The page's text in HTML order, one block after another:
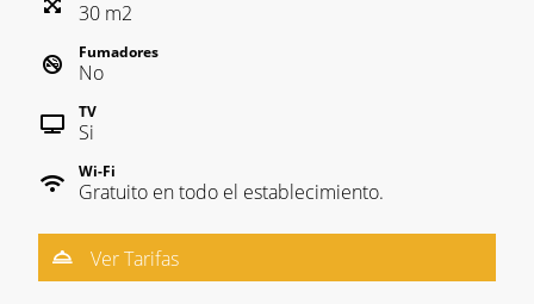
30 m2
Fumadores
No
TV
Si
Wi-Fi
Gratuito en todo el establecimiento.
Ver Tarifas